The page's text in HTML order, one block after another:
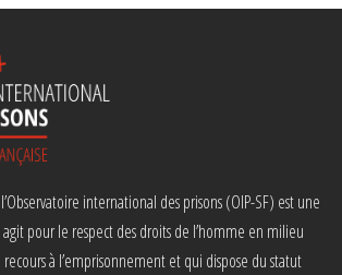
international des prisons (OIP-SF) est une
pour le respect des droits de l’homme en milieu
à l’emprisonnement et qui dispose du statut